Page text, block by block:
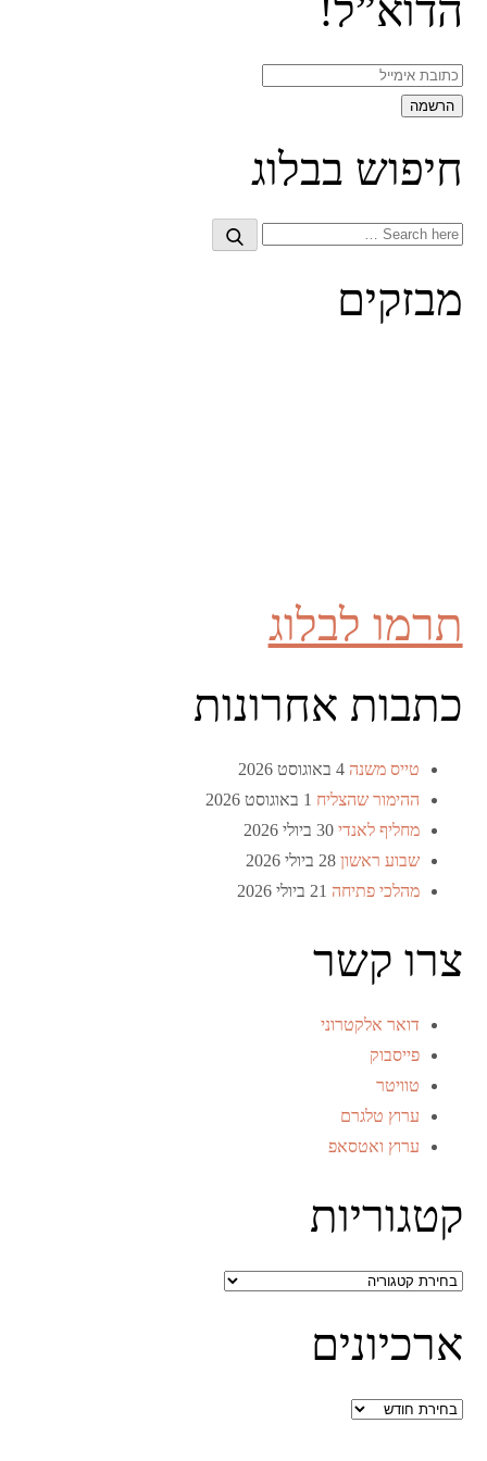
הדוא”ל!
חיפוש בבלוג
Search
Search
מבזקים
תרמו לבלוג
כתבות אחרונות
טייס משנה 4 באוגוסט 2026
ההימור שהצליח 1 באוגוסט 2026
מחליף לאנדי 30 ביולי 2026
שבוע ראשון 28 ביולי 2026
מהלכי פתיחה 21 ביולי 2026
צרו קשר
דואר אלקטרוני
פייסבוק
טוויטר
ערוץ טלגרם
ערוץ ואטסאפ
קטגוריות
קטגוריות
ארכיונים
ארכיונים